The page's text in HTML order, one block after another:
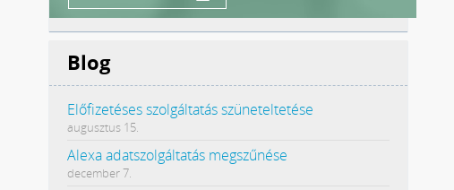
Blog
Előfizetéses szolgáltatás szüneteltetése
augusztus 15.
Alexa adatszolgáltatás megszűnése
december 7.